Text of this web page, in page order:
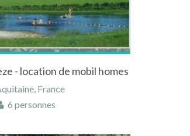
- location de mobil homes
France
6 personnes